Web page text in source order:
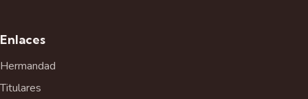
e
t
o
Enlaces
Hermandad
Titulares